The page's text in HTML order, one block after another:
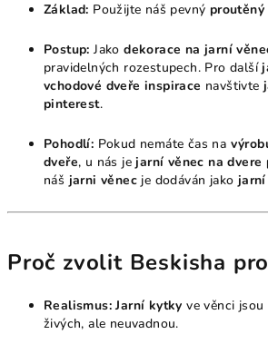
Základ: Použijte náš pevný
Postup: Jakodekorace na jarní
pravidelných rozestupech. Pro další
vchodové dveře inspirace navštivte
pinterest.
Pohodlí: Pokud nemáte čas na
dveře, u nás jejarní věnec na dvere
náš jarni věnec je dodáván jako jarní
Proč zvolit Beskisha
Realismus: Jarní kytky ve věnci
živých, ale neuvadnou.